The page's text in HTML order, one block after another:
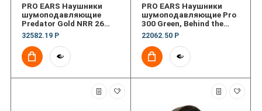
PRO EARS Наушники
шумоподавляющие
Predator Gold NRR 26
Green
32582.19 Р
PRO EARS Наушники
шумоподавляющие Pro
300 Green, Behind the
Head
22062.50 Р